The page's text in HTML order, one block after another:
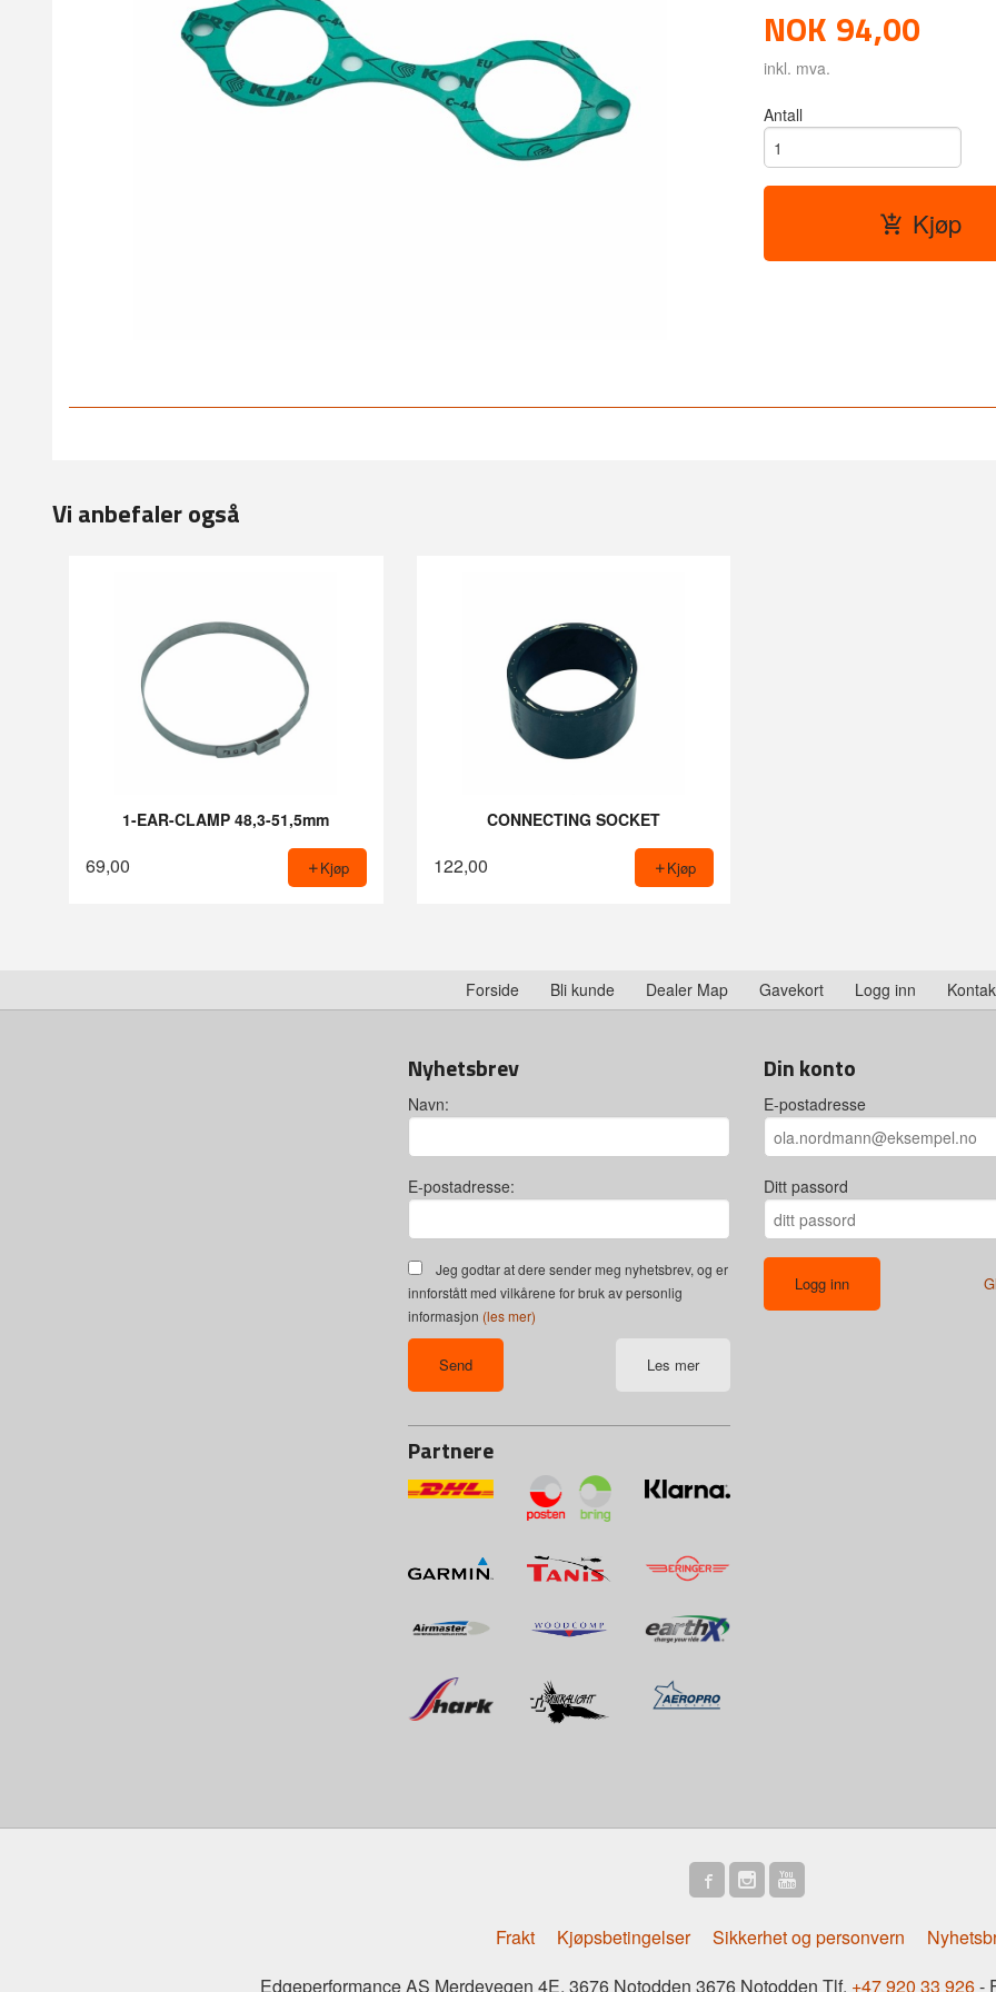
NOK 94,00
inkl. mva.
Antall
Kjøp
Vi anbefaler også
1-EAR-CLAMP 48,3-51,5mm
69,00 Kjøp
CONNECTING SOCKET
122,00 Kjøp
Forside Bli kunde Dealer Map Gavekort Logg inn
Nyhetsbrev
Navn:
E-postadresse:
Jeg godtar at dere sender meg nyhetsbrev, og er
innforstått med vilkårene for bruk av personlig
informasjon (les mer)
Les mer
Partnere
Din konto
E-postadresse
Ditt passord
Frakt Kjøpsbetingelser Sikkerhet og personvern
Edgeperformance AS Merdevegen 4E, 3676 Notodden 3676 Notodden Tlf. +47 920 33 926-